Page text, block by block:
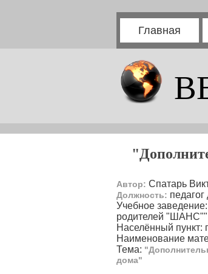
Главная
Автор: Спатарь
Должность:
Учебное
родителей "ШАНС""
Населённый пункт:
Наименование
Тема:
дома"